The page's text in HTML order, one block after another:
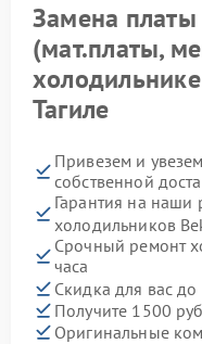
Замена платы
(мат.платы,
Тагиле
Привезем и
собственной
Гарантия на наши
холодильников
Срочный ремонт
часа
Скидка для вас до
Получите 1500
Оригинальные